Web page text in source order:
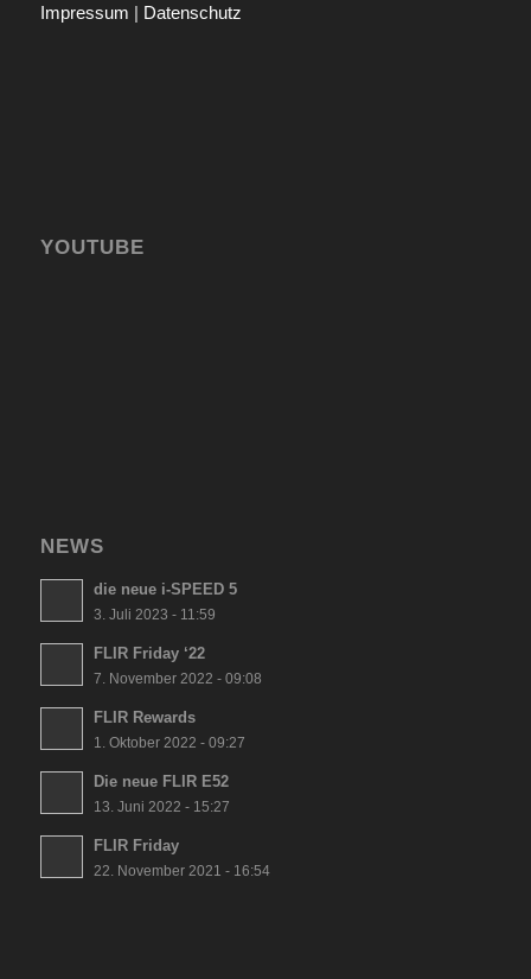
Impressum | Datenschutz
YOUTUBE
NEWS
die neue i-SPEED 5
3. Juli 2023 - 11:59
FLIR Friday ‘22
7. November 2022 - 09:08
FLIR Rewards
1. Oktober 2022 - 09:27
Die neue FLIR E52
13. Juni 2022 - 15:27
FLIR Friday
22. November 2021 - 16:54